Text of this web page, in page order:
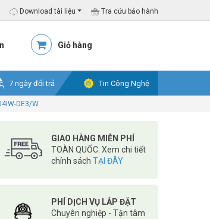
Download tài liệu Tra cứu bảo hành
Giỏ hàng
7 ngày đổi trả Tin Công Nghệ
DE3/W
GIAO HÀNG MIỄN PHÍ
TOÀN QUỐC. Xem chi tiết
chính sách TẠI ĐÂY
PHÍ DỊCH VỤ LẮP ĐẶT
Chuyên nghiệp - Tận tâm